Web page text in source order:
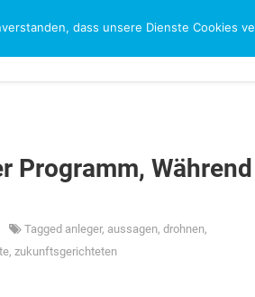
Programm, Während
Tagged anleger, aussagen, drohnen,
, zukunftsgerichteten
dass unsere Dienste Cookies